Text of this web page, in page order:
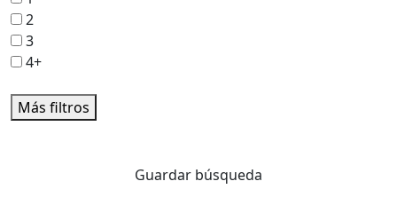
2
3
4+
Más filtros
Guardar búsqueda